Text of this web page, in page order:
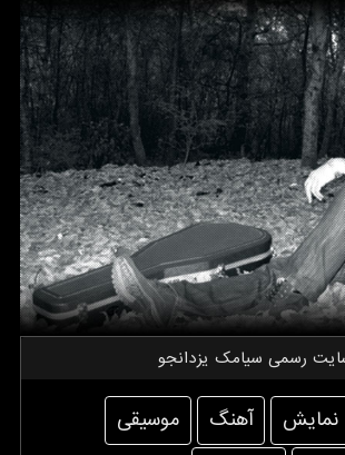
رسمی سیامك یزدانجو
نمایش آهنگ
موسیقی